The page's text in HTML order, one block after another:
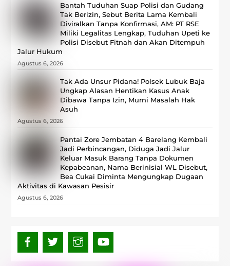
Bantah Tuduhan Suap Polisi dan Gudang
Tak Berizin, Sebut Berita Lama Kembali
Diviralkan Tanpa Konfirmasi, ‎AM: PT RSE
Miliki Legalitas Lengkap, Tuduhan Upeti ke
Polisi Disebut Fitnah dan Akan Ditempuh
Jalur Hukum
Agustus 6, 2026
Tak Ada Unsur Pidana! Polsek Lubuk Baja
Ungkap Alasan Hentikan Kasus Anak
Dibawa Tanpa Izin, Murni Masalah Hak
Asuh
Agustus 6, 2026
Pantai Zore Jembatan 4 Barelang Kembali
Jadi Perbincangan, Diduga Jadi Jalur
Keluar Masuk Barang Tanpa Dokumen
Kepabeanan, Nama Berinisial WL Disebut,
Bea Cukai Diminta Mengungkap Dugaan
Aktivitas di Kawasan Pesisir
Agustus 6, 2026